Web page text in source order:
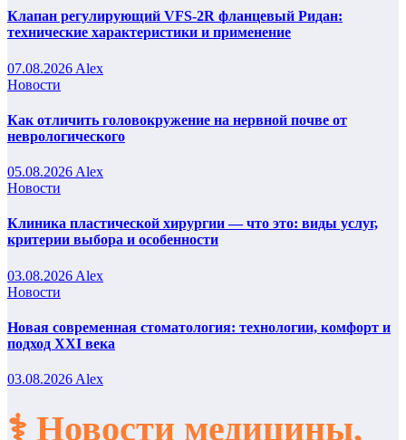
Клапан регулирующий VFS-2R фланцевый Ридан:
технические характеристики и применение
07.08.2026 Alex
Новости
Как отличить головокружение на нервной почве от
неврологического
05.08.2026 Alex
Новости
Клиника пластической хирургии — что это: виды услуг,
критерии выбора и особенности
03.08.2026 Alex
Новости
Новая современная стоматология: технологии, комфорт и
подход XXI века
03.08.2026 Alex
⚕️ Новости медицины,